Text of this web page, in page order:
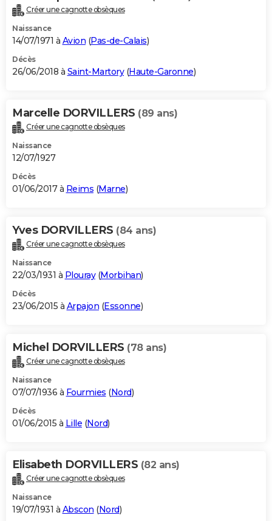
Créer une cagnotte obsèques
Naissance
14/07/1971 à Avion (Pas-de-Calais)
Décès
26/06/2018 à Saint-Martory(Haute-Garonne)
Marcelle DORVILLERS (89 ans)
Créer une cagnotte obsèques
Naissance
12/07/1927
Décès
01/06/2017 à Reims (Marne)
Yves DORVILLERS (84 ans)
Créer une cagnotte obsèques
Naissance
22/03/1931 à Plouray(Morbihan)
Décès
23/06/2015 à Arpajon (Essonne)
Michel DORVILLERS (78 ans)
Créer une cagnotte obsèques
Naissance
07/07/1936 à Fourmies (Nord)
Décès
01/06/2015 à Lille (Nord)
Elisabeth DORVILLERS (82 ans)
Créer une cagnotte obsèques
Naissance
19/07/1931 à Abscon (Nord)